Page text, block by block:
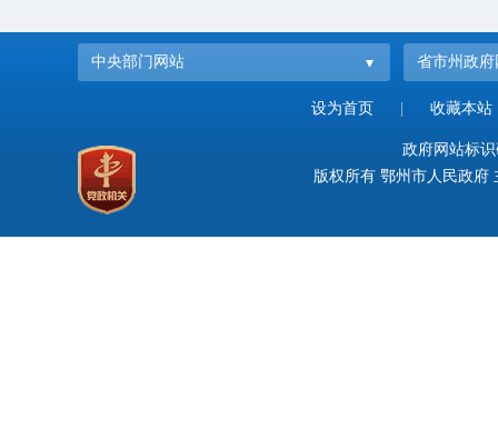
中央部门网站 省市州政府
设为首页 收藏本站
政府网站标
版权所有 鄂州市人民政府